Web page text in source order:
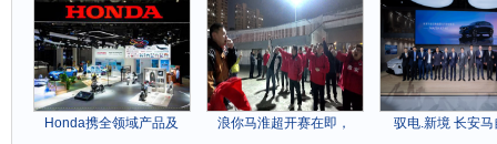
Honda携全领域产品及 浪你马淮超开赛在即， 驭电.新境 长安马